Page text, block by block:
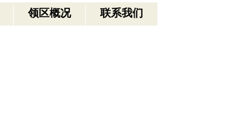
领区概况 联系我们